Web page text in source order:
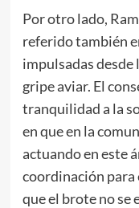
Por otro lado,
referido también
impulsadas desde
gripe aviar. El
tranquilidad a la
en que en la
actuando en este
coordinación
que el brote no se